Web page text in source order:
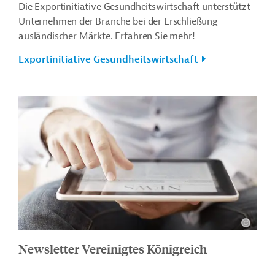
Die Exportinitiative Gesundheitswirtschaft unterstützt
Unternehmen der Branche bei der Erschließung
ausländischer Märkte. Erfahren Sie mehr!
Exportinitiative Gesundheitswirtschaft
Newsletter Vereinigtes Königreich